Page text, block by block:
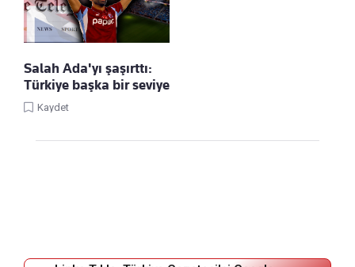
Salah Ada'yı şaşırttı:
Türkiye başka bir seviye
Kaydet